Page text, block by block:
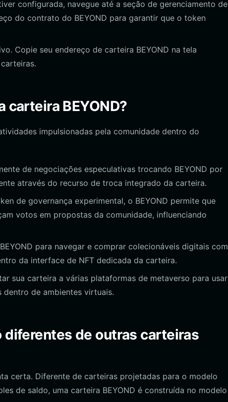
configurada, navegue até a seção de gerenciamento de
do contrato do BEYOND para garantir que o token
Copie seu endereço de carteira BEYOND na tela
carteira BEYOND?
impulsionadas pela comunidade dentro do
de negociações especulativas trocando BEYOND por
através do recurso de troca integrado da carteira.
de governança experimental, o BEYOND permite que
votos em propostas da comunidade, influenciando
para navegar e comprar colecionáveis digitais com
da interface de NFT dedicada da carteira.
sua carteira a várias plataformas de metaverso para usar
dentro de ambientes virtuais.
diferentes de outras carteiras
certa. Diferente de carteiras projetadas para o modelo
de saldo, uma carteira BEYOND é construída no modelo